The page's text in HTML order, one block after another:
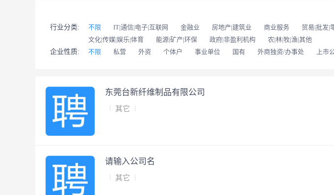
行业分类: 不限 IT|通信|电子|互联网 金融业 房地产|建筑业 商业服务 贸易|批发|
文化|传媒|娱乐|体育
能源|矿产|环保 政府|非盈利机构
农|林|牧|渔|其他
企业性质:
不限 私营 外资 个体户 事业单位 国有 外商独资/办事处 上市
东莞台新纤维制品有限公司
其它
请输入公司名
其它